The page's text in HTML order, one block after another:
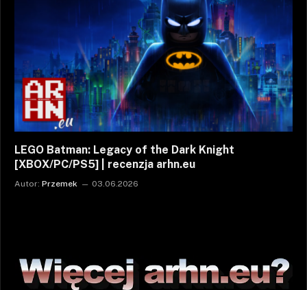
LEGO Batman: Legacy of the Dark Knight
[XBOX/PC/PS5] | recenzja arhn.eu
Autor: Przemek 03.06.2026